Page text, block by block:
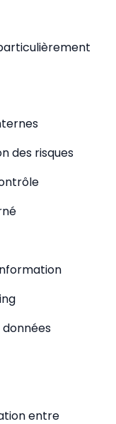
des risques
entre